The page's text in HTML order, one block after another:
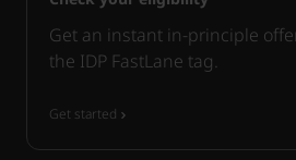
Get an instant in-principle
the IDP FastLane tag.
Get started